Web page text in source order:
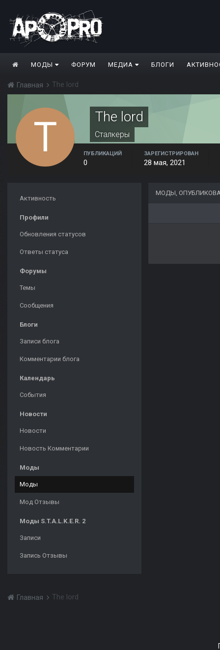
МОДЫ ФОРУМ МЕДИА БЛОГИ
Главная The lord
The lord
Сталкеры
ПУБЛИКАЦИЙ
0
ЗАРЕГИСТРИРОВАН
28 мая, 2021
Активность
Профили
Обновления статусов
Ответы статуса
Форумы
Темы
Сообщения
Блоги
Записи блога
Комментарии блога
Календарь
События
Новости
Новости
Новость Комментарии
Моды
Моды
Мод Отзывы
Моды S.T.A.L.K.E.R. 2
Записи
Запись Отзывы
МОДЫ,
Главная The lord